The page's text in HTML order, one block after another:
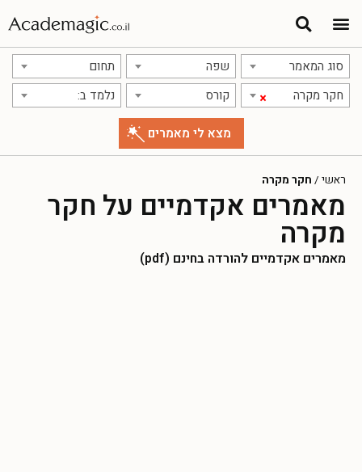
סוג המאמר שפה תחום
× חקר מקרה קורס נלמד ב:
ראשי / חקר מקרה
מאמרים אקדמיים על חקר
מקרה
מאמרים אקדמיים להורדה בחינם (pdf)